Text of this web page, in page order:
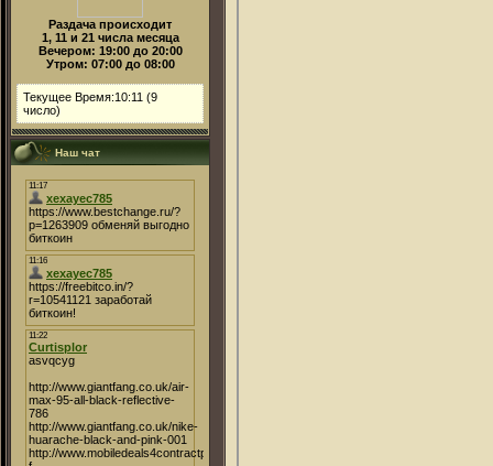
Раздача происходит
1, 11 и 21 числа месяца
Вечером: 19:00 до 20:00
Утром: 07:00 до 08:00
Текущее Время:10:11 (9
число)
Наш чат